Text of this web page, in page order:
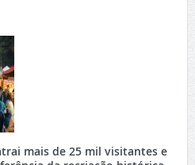
mais de 25 mil visitantes e